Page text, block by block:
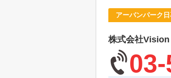
アーバンパーク
株式会社